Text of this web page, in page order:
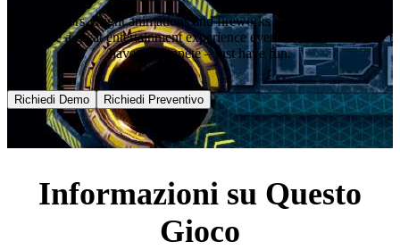
Intense colors, bright animations and fireworks will make this classic
cue game a great entertainment experience even for kids. They don’t
have to compete – just have fun.
Richiedi Demo Richiedi Preventivo
Informazioni su Questo
Gioco